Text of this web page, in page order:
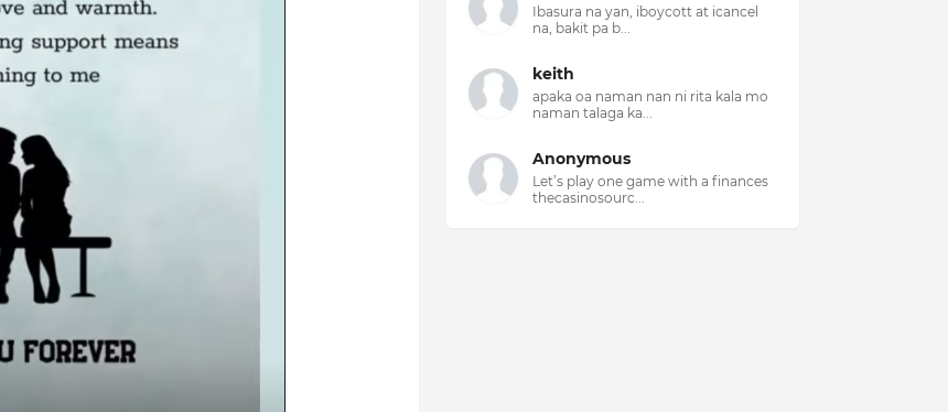
Ibasura na yan, iboycott at icancel
na, bakit pa b...
keith
apaka oa naman nan ni rita kala mo
naman talaga ka...
Anonymous
Let’s play one game with a finances
thecasinosourc...